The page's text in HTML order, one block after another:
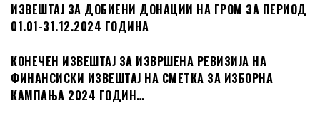
ИЗВЕШТАЈ ЗА ДОБИЕНИ ДОНАЦИИ НА ГРОМ ЗА ПЕРИОД
01.01-31.12.2024 ГОДИНА
КОНЕЧЕН ИЗВЕШТАЈ ЗА ИЗВРШЕНА РЕВИЗИЈА НА
ФИНАНСИСКИ ИЗВЕШТАЈ НА СМЕТКА ЗА ИЗБОРНА
КАМПАЊА 2024 ГОДИН…